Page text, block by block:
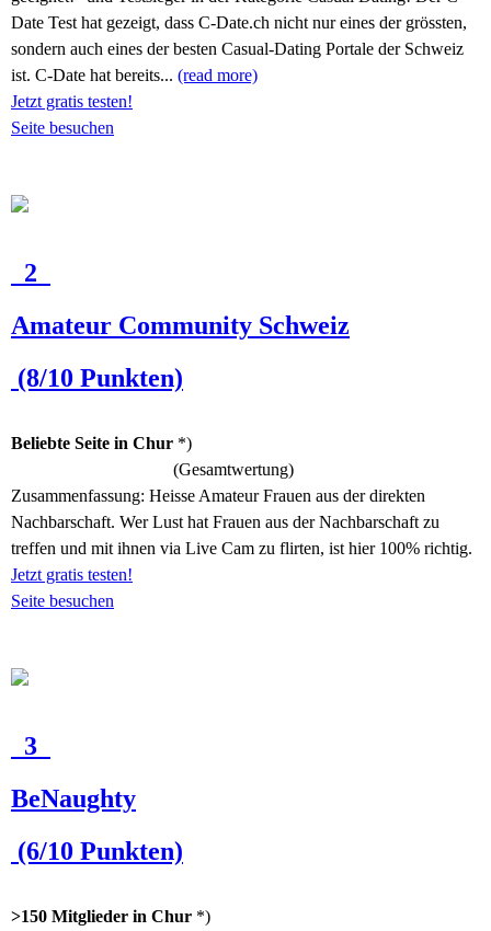
Date Test hat gezeigt, dass C-Date.ch nicht nur eines der grössten,
sondern auch eines der besten Casual-Dating Portale der Schweiz
ist. C-Date hat bereits... (read more)
Jetzt gratis testen!
Seite besuchen
2
Amateur Community Schweiz
(8/10 Punkten)
Beliebte Seite in Chur *)
(Gesamtwertung)
Zusammenfassung: Heisse Amateur Frauen aus der direkten
Nachbarschaft. Wer Lust hat Frauen aus der Nachbarschaft zu
treffen und mit ihnen via Live Cam zu flirten, ist hier 100% richtig.
Jetzt gratis testen!
Seite besuchen
3
BeNaughty
(6/10 Punkten)
>150 Mitglieder in Chur *)